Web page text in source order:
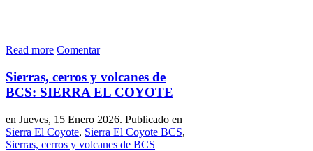
Read more Comentar
Sierras, cerros y volcanes de
BCS: SIERRA EL COYOTE
en Jueves, 15 Enero 2026. Publicado en
Sierra El Coyote, Sierra El Coyote BCS,
Sierras, cerros y volcanes de BCS